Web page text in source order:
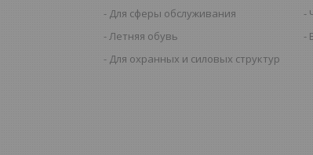
Для сферы обслуживания
Летняя обувь
Для охранных и силовых структур